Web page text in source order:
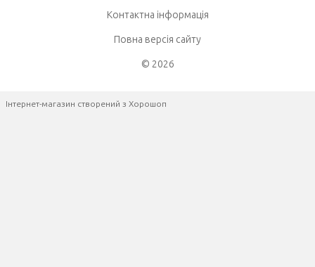
Контактна інформація
Повна версія сайту
© 2026
Інтернет-магазин створений з Хорошоп